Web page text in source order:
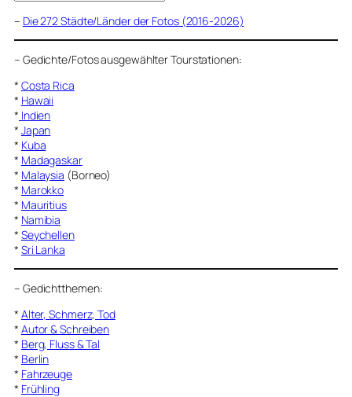
– Die 272 Städte/Länder der Fotos (2016-2026)
– Gedichte/Fotos ausgewählter Tourstationen:
* Costa Rica
* Hawaii
* Indien
* Japan
* Kuba
* Madagaskar
* Malaysia (Borneo)
* Marokko
* Mauritius
* Namibia
* Seychellen
* Sri Lanka
– Gedichtthemen:
* Alter, Schmerz, Tod
* Autor & Schreiben
* Berg, Fluss & Tal
* Berlin
* Fahrzeuge
* Frühling